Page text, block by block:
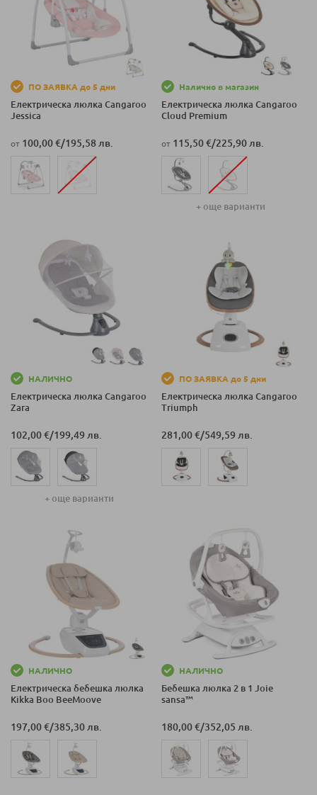
ПО ЗАЯВКА до 5 дни
Електрическа люлка Cangaroo
Jessica
от 100,00 €/195,58 лв.
Налично в магазин
Електрическа люлка Cangaroo
Cloud Premium
от 115,50 €/225,90 лв.
+ още варианти
НАЛИЧНО
Електрическа люлка Cangaroo
Zara
102,00 €/199,49 лв.
+ още варианти
ПО ЗАЯВКА до 5 дни
Електрическа люлка Cangaroo
Triumph
281,00 €/549,59 лв.
НАЛИЧНО
Електрическа бебешка люлка
Kikka Boo BeeMoove
197,00 €/385,30 лв.
НАЛИЧНО
Бебешка люлка 2 в 1 Joie
sansa™
180,00 €/352,05 лв.